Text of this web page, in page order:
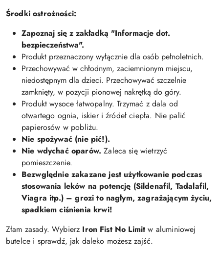
Środki ostrożności:
Zapoznaj się z zakładką "Informacje dot.
bezpieczeństwa".
Produkt przeznaczony wyłącznie dla osób pełnoletnich.
Przechowywać w chłodnym, zaciemnionym miejscu,
niedostępnym dla dzieci. Przechowywać szczelnie
zamknięty, w pozycji pionowej nakrętką do góry.
Produkt wysoce łatwopalny. Trzymać z dala od
otwartego ognia, iskier i źródeł ciepła. Nie palić
papierosów w pobliżu.
Nie spożywać (nie pić!).
Nie wdychać oparów. Zaleca się wietrzyć
pomieszczenie.
Bezwględnie zakazane jest użytkowanie podczas
stosowania leków na potencję (Sildenafil, Tadalafil,
Viagra itp.) – grozi to nagłym, zagrażającym życiu,
spadkiem ciśnienia krwi!
Złam zasady. Wybierz Iron Fist No Limit w aluminiowej
butelce i sprawdź, jak daleko możesz zajść.